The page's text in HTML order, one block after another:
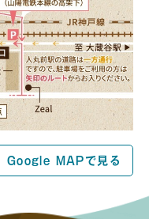
Google MAPで見る